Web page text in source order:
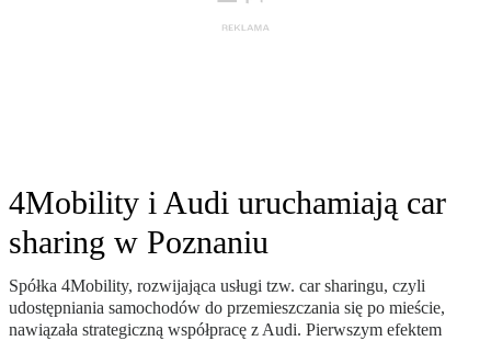
4Mobility i Audi uruchamiają car
sharing w Poznaniu
Spółka 4Mobility, rozwijająca usługi tzw. car sharingu, czyli
udostępniania samochodów do przemieszczania się po mieście,
nawiązała strategiczną współpracę z Audi. Pierwszym efektem